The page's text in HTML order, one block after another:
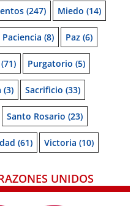
(247) Miedo (14)
Paciencia (8) Paz (6)
(71) Purgatorio (5)
(3) Sacrificio (33)
Santo Rosario (23)
(61) Victoria (10)
UNIDOS